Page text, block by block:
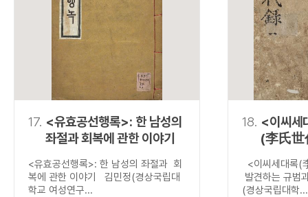
17. <유효공선행록>: 한 남성의
좌절과 회복에 관한 이야기
<유효공선행록>: 한 남성의 좌절과 회
복에 관한 이야기 김민정(경상국립대
학교 여성연구...
18. <이씨세
(李氏世
발견하
균열
<이씨세대록
발견하는 규범
(경상국립대학...